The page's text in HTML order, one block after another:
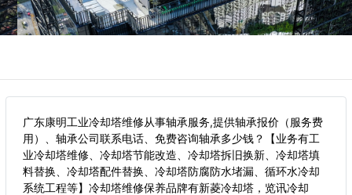
广东康明工业冷却塔维修从事轴承服务,提供轴承报价（服务费
用）、轴承公司联系电话、免费咨询轴承多少钱？【业务有工
业冷却塔维修、冷却塔节能改造、冷却塔拆旧换新、冷却塔填
料替换、冷却塔配件替换、冷却塔防腐防水堵漏、循环水冷却
系统工程等】冷却塔维修保养品牌有新菱冷却塔，览讯冷却